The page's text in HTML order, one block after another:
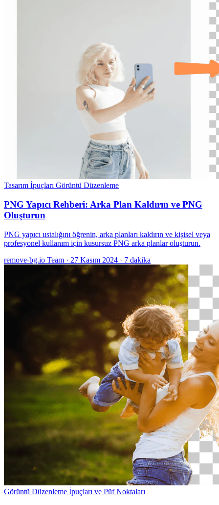
Tasarım İpuçları Görüntü Düzenleme
PNG Yapıcı Rehberi: Arka Plan Kaldırın ve PNG
Oluşturun
PNG yapıcı ustalığını öğrenin, arka planları kaldırın ve kişisel veya
profesyonel kullanım için kusursuz PNG arka planlar oluşturun.
remove-bg.io Team · 27 Kasım 2024 · 7 dakika
Görüntü Düzenleme İpuçları ve Püf Noktaları